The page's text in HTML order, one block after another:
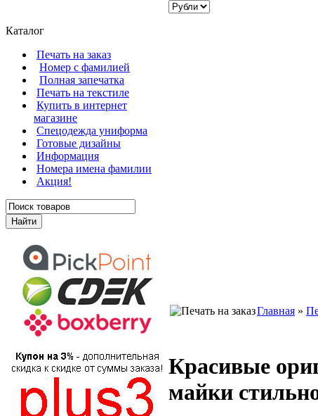
Каталог
Печать на заказ
Номер с фамилией
Полная запечатка
Печать на текстиле
Купить в интернет
магазине
Cпецодежда униформа
Готовые дизайны
Информация
Номера имена фамилии
Акция!
Главная »
Красивые
майки